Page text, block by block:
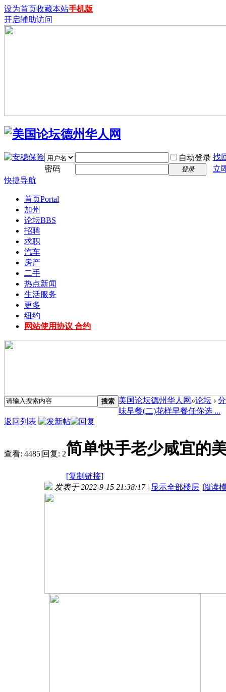
设为首页收藏本站手机版
开启辅助访问
自动登录 找
密码
登录
立
快捷导航
首页Portal
加州
论坛BBS
招聘
求职
汽车
房产
二手
热点新闻
生活服务
更多
纽约
网站使用协议 合约
搜索 美国论坛德州华人网 »论坛 ›
味早餐(二)花样早餐任你选 ...
返回列表
查看: 4485|回复: 2简单快手老少咸宜的
[复制链接]
发表于 2022-9-15 21:38:17 | 显示全部楼层 |阅读